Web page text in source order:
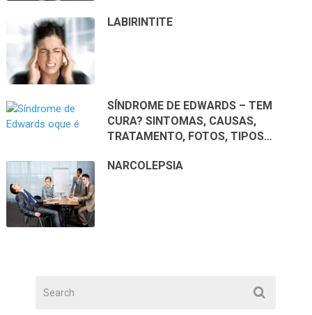
LABIRINTITE
SÍNDROME DE EDWARDS – TEM
CURA? SINTOMAS, CAUSAS,
TRATAMENTO, FOTOS, TIPOS…
NARCOLEPSIA